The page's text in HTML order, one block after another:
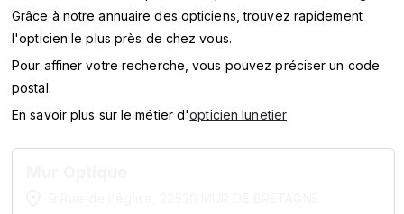
Oui
SERVICES
MARQUES
Grâce à notre annuaire des opticiens, trouvez rapidement
l'opticien le plus près de chez vous.
Pour affiner votre recherche, vous pouvez préciser un code
postal.
En savoir plus sur le métier d'opticien lunetier